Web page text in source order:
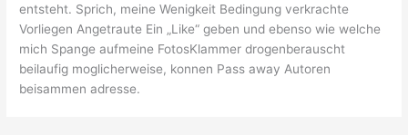
entsteht. Sprich, meine Wenigkeit Bedingung verkrachte
Vorliegen Angetraute Ein „Like“ geben und ebenso wie welche
mich Spange aufmeine FotosKlammer drogenberauscht
beilaufig moglicherweise, konnen Pass away Autoren
beisammen adresse.